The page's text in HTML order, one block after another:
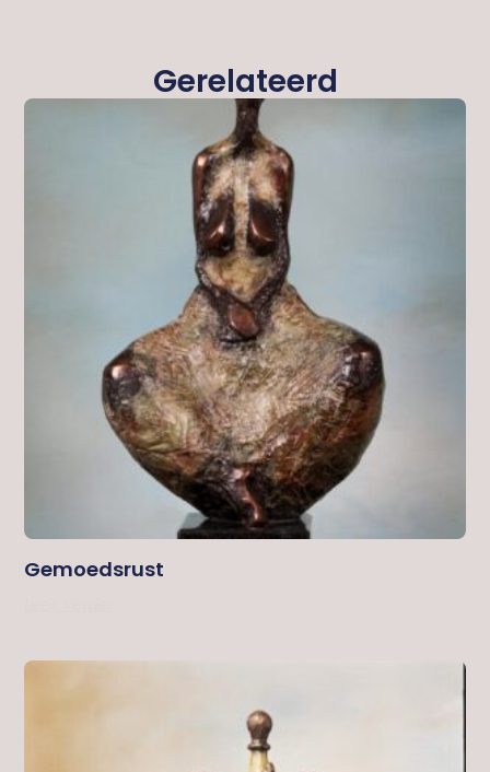
Gerelateerd
Gemoedsrust